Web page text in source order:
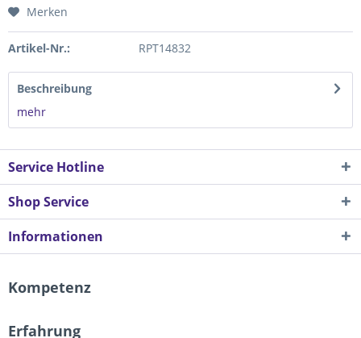
Merken
Artikel-Nr.: RPT14832
Beschreibung
mehr
Service Hotline
Shop Service
Informationen
Kompetenz
Erfahrung